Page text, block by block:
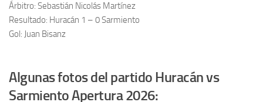
Árbitro: Sebastián Nicolás Martínez
Resultado: Huracán 1 – 0 Sarmiento
Gol: Juan Bisanz
Algunas fotos del partido Huracán vs
Sarmiento Apertura 2026: